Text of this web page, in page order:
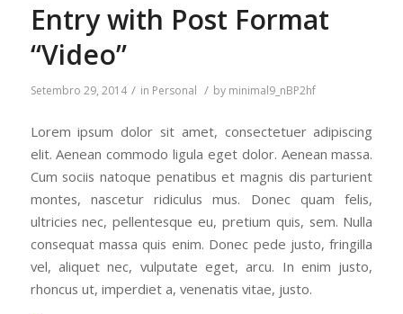
Entry with Post Format
“Video”
Setembro 29, 2014 / in Personal / by minimal9_nBP2hf
Lorem ipsum dolor sit amet, consectetuer adipiscing
elit. Aenean commodo ligula eget dolor. Aenean massa.
Cum sociis natoque penatibus et magnis dis parturient
montes, nascetur ridiculus mus. Donec quam felis,
ultricies nec, pellentesque eu, pretium quis, sem. Nulla
consequat massa quis enim. Donec pede justo, fringilla
vel, aliquet nec, vulputate eget, arcu. In enim justo,
rhoncus ut, imperdiet a, venenatis vitae, justo.